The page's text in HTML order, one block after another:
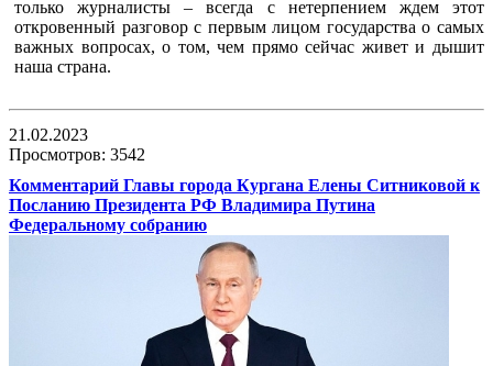
только журналисты – всегда с нетерпением ждем этот
откровенный разговор с первым лицом государства о самых
важных вопросах, о том, чем прямо сейчас живет и дышит
наша страна.
21.02.2023
Просмотров: 3542
Комментарий Главы города Кургана Елены Ситниковой к
Посланию Президента РФ Владимира Путина
Федеральному собранию